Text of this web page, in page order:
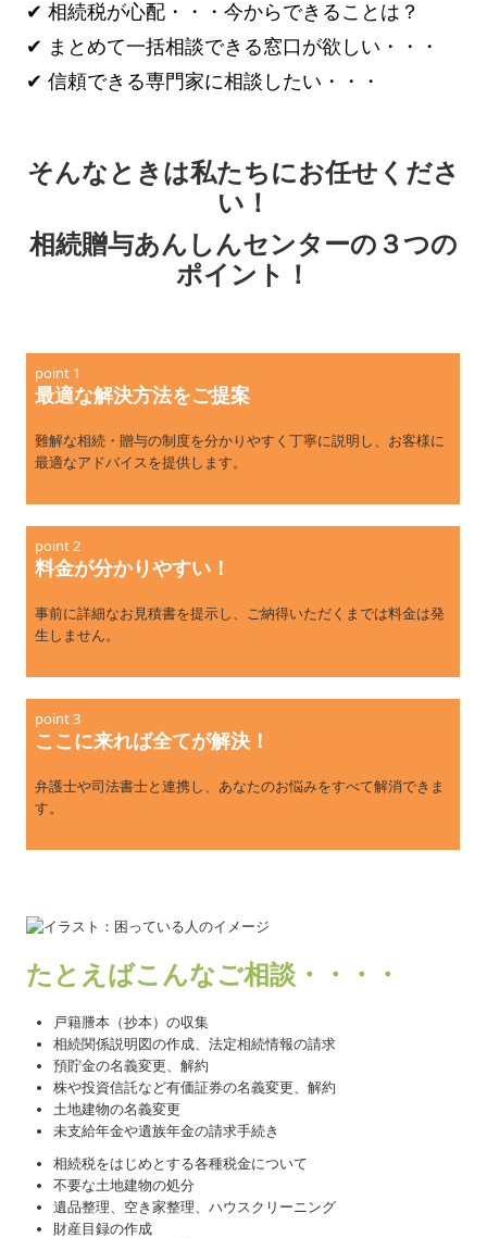
✔ 相続税が心配・・・今からできることは？
✔ まとめて一括相談できる窓口が欲しい・・・
✔ 信頼できる専門家に相談したい・・・
そんなときは私たちにお任せくださ
い！
相続贈与あんしんセンターの３つの
ポイント！
point 1
最適な解決方法をご提案
難解な相続・贈与の制度を分かりやすく丁寧に説明し、お客様に
最適なアドバイスを提供します。
point 2
料金が分かりやすい！
事前に詳細なお見積書を提示し、ご納得いただくまでは料金は発
生しません。
point 3
ここに来れば全てが解決！
弁護士や司法書士と連携し、あなたのお悩みをすべて解消できま
す。
たとえばこんなご相談・・・・
戸籍謄本（抄本）の収集
相続関係説明図の作成、法定相続情報の請求
預貯金の名義変更、解約
株や投資信託など有価証券の名義変更、解約
土地建物の名義変更
未支給年金や遺族年金の請求手続き
相続税をはじめとする各種税金について
不要な土地建物の処分
遺品整理、空き家整理、ハウスクリーニング
財産目録の作成